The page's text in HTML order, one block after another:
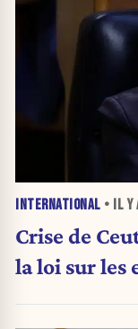
INTERNATIONAL • IL Y
Crise de
la loi sur les